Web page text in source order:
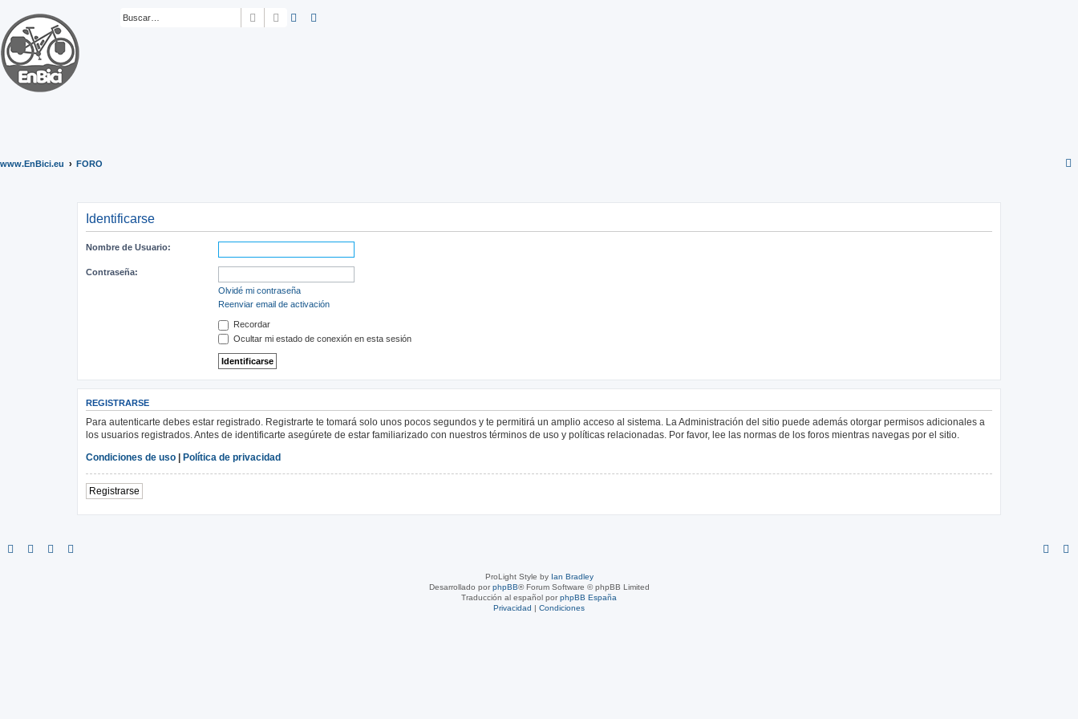
BuscarBúsqueda avanzada
www.EnBici.eu FORO
Identificarse
Nombre de Usuario:
Contraseña:
Olvidé mi contraseña
Reenviar email de activación
Recordar
Ocultar mi estado de conexión en esta sesión
REGISTRARSE
Para autenticarte debes estar registrado. Registrarte te tomará solo unos pocos segundos y te permitirá un amplio acceso al sistema. La Administración del sitio puede además otorgar permisos adicionales a
los usuarios registrados. Antes de identificarte asegúrete de estar familiarizado con nuestros términos de uso y políticas relacionadas. Por favor, lee las normas de los foros mientras navegas por el sitio.
Condiciones de uso | Política de privacidad
Registrarse
ProLight Style by Ian Bradley
Desarrollado porphpBB® Forum Software © phpBB Limited
Traducción al español porphpBB España
Privacidad | Condiciones